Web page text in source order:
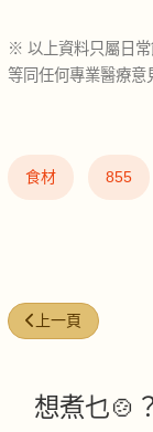
※ 以上資料只屬日
等同任何專業醫療意
食材 855
上一篇文章: 士多
上一頁
想煮乜🍲